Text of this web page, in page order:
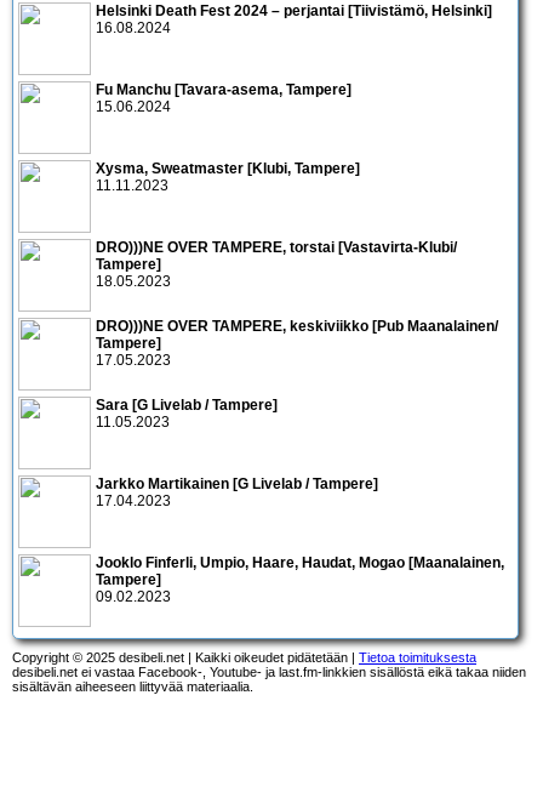
Helsinki Death Fest 2024 – perjantai [Tiivistämö, Helsinki]
16.08.2024
Fu Manchu [Tavara-asema, Tampere]
15.06.2024
Xysma, Sweatmaster [Klubi, Tampere]
11.11.2023
DRO)))NE OVER TAMPERE, torstai [Vastavirta-Klubi/
Tampere]
18.05.2023
DRO)))NE OVER TAMPERE, keskiviikko [Pub Maanalainen/
Tampere]
17.05.2023
Sara [G Livelab / Tampere]
11.05.2023
Jarkko Martikainen [G Livelab / Tampere]
17.04.2023
Jooklo Finferli, Umpio, Haare, Haudat, Mogao [Maanalainen,
Tampere]
09.02.2023
Copyright © 2025 desibeli.net | Kaikki oikeudet pidätetään | Tietoa toimituksesta
desibeli.net ei vastaa Facebook-, Youtube- ja last.fm-linkkien sisällöstä eikä takaa niiden
sisältävän aiheeseen liittyvää materiaalia.